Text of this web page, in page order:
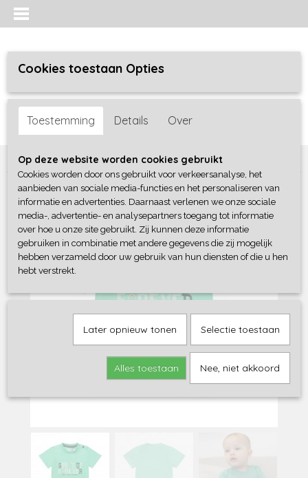
Inloggen Registreren
Home >Jongens baby>shirts / polo's>Dirkje
Cookies toestaan Opties
Toestemming Details Over
Op deze website worden cookies gebruikt
Cookies worden door ons gebruikt voor verkeersanalyse, het
aanbieden van sociale media-functies en het personaliseren van
informatie en advertenties. Daarnaast verlenen we onze sociale
media-, advertentie- en analysepartners toegang tot informatie
over hoe u onze site gebruikt. Zij kunnen deze informatie
gebruiken in combinatie met andere gegevens die zij mogelijk
hebben verzameld door uw gebruik van hun diensten of die u hen
hebt verstrekt.
Later opnieuw tonen Selectie toestaan
Alles toestaan Nee, niet akkoord